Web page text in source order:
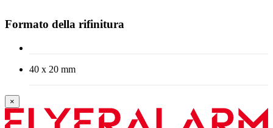
Formato della rifinitura
40 x 20 mm
×